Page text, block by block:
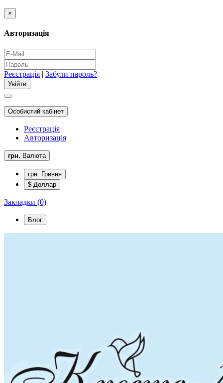
×
Авторизація
Реєстрація | Забули пароль?
Особистий кабінет
Реєстрація
Авторизація
грн. Валюта
грн. Гривня
$ Доллар
Закладки (0)
Блог